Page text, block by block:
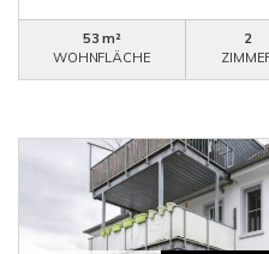
53 m²
WOHNFLÄCHE
2